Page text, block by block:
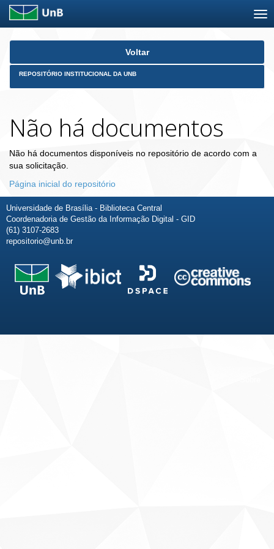
Skip
Voltar
REPOSITÓRIO INSTITUCIONAL DA UNB
Não há documentos
Não há documentos disponíveis no repositório de acordo com a
sua solicitação.
Página inicial do repositório
Universidade de Brasília - Biblioteca Central
Coordenadoria de Gestão da Informação Digital - GID
(61) 3107-2683
repositorio@unb.br